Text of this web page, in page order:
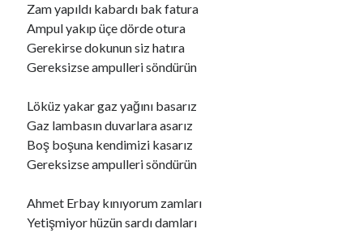
Ara
Zam yapıldı kabardı bak fatura
Ampul yakıp üçe dörde otura
Gerekirse dokunun siz hatıra
Gereksizse ampulleri söndürün
Löküz yakar gaz yağını basarız
Gaz lambasın duvarlara asarız
Boş boşuna kendimizi kasarız
Gereksizse ampulleri söndürün
Ahmet Erbay kınıyorum zamları
Yetişmiyor hüzün sardı damları